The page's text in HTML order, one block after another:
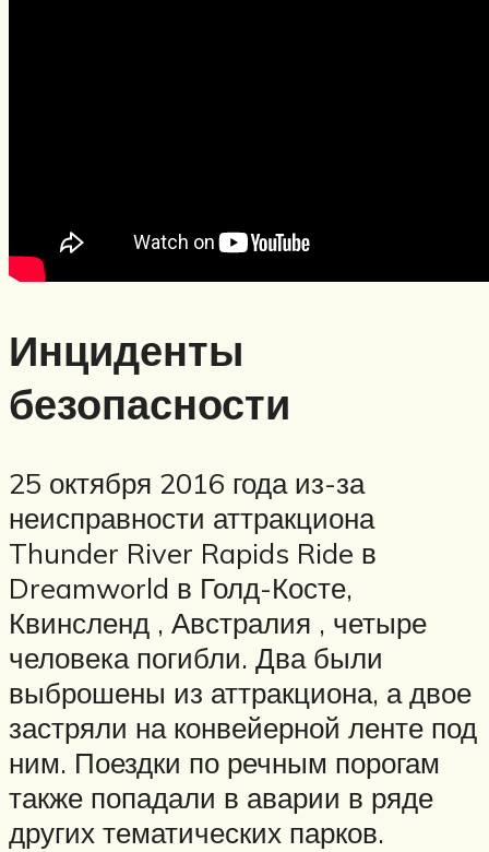
Инциденты
безопасности
25 октября 2016 года из-за
неисправности аттракциона
Thunder River Rapids Ride в
Dreamworld в Голд-Косте,
Квинсленд , Австралия , четыре
человека погибли. Два были
выброшены из аттракциона, а двое
застряли на конвейерной ленте под
ним. Поездки по речным порогам
также попадали в аварии в ряде
других тематических парков.